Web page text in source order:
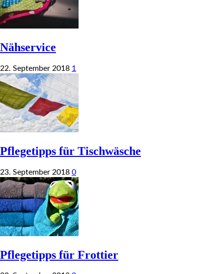
Nähservice
22. September 2018 1
Pflegetipps für Tischwäsche
23. September 2018 0
Pflegetipps für Frottier